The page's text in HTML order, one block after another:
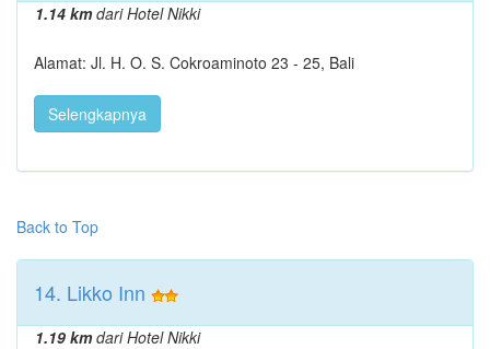
1.14 kmdari Hotel Nikki
Alamat: Jl. H. O. S. Cokroaminoto 23 - 25, Bali
Selengkapnya
Back to Top
14. Likko Inn
1.19 kmdari Hotel Nikki